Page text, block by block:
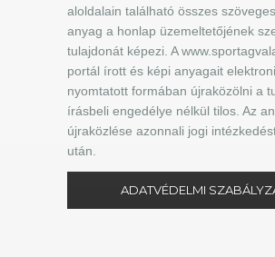
aloldalain található összes
anyag a honlap üzemeltetőjének
tulajdonát képezi. A
portál írott és képi anyagait
nyomtatott formában újraközölni a
írásbeli engedélye nélkül tilos. Az
újraközlése azonnali jogi
után.
ADATVÉDELMI